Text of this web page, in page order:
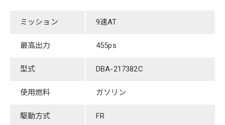
ミッション 9速AT
最高出力 455ps
型式 ​DBA-217382C
使用燃料 ガソリン
駆動方式 FR